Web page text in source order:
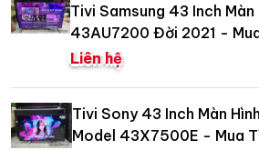
Tivi Samsung 43 Inch Màn
43AU7200 Đời 2021 -
Liên hệ
Tivi Sony 43 Inch Màn
Model 43X7500E - Mua